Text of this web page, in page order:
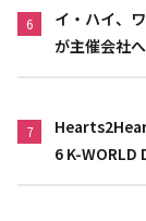
6
イ・ハイ、
が主催会社
7
6 K-WORLD